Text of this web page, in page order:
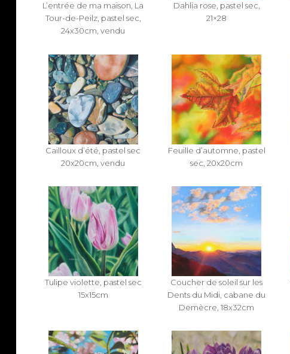
L’entrée de ma maison, La
Tour-de-Peilz, pastel sec,
24x30cm, vendu
Dahlia rose, pastel sec,
21×28
Cailloux d’été, pastel sec
20x20cm, vendu
Feuille d’automne, pastel
sec, 20x20cm
Tulipe violette, pastel sec
15x15cm
Coucher de soleil sur les
Dents du Midi, cabane du
Demècre, 18x32cm